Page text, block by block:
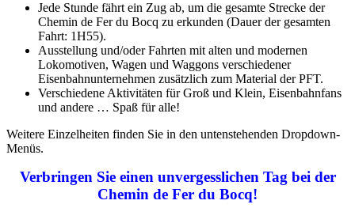
Jede Stunde fährt ein Zug ab, um die gesamte Strecke der
Chemin de Fer du Bocq zu erkunden (Dauer der gesamten
Fahrt: 1H55).
Ausstellung und/oder Fahrten mit alten und modernen
Lokomotiven, Wagen und Waggons verschiedener
Eisenbahnunternehmen zusätzlich zum Material der PFT.
Verschiedene Aktivitäten für Groß und Klein, Eisenbahnfans
und andere … Spaß für alle!
Weitere Einzelheiten finden Sie in den untenstehenden Dropdown-
Menüs.
Verbringen Sie einen unvergesslichen Tag bei der
Chemin de Fer du Bocq!